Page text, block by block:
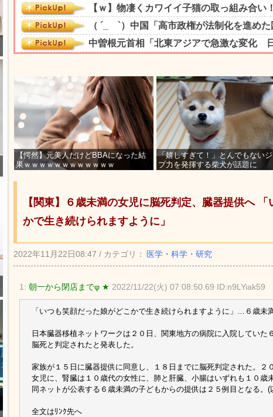
【愕然】元美人だけどBBAになった結
果ｗｗｗｗｗｗｗｗｗｗｗｗ
「嬉しすぎて！」とんでもない
プ力を発揮する柴犬が話題に
【関東】６歳未満の女児に脳死判定、臓器提供へ
かで生き続けられますように」
2022年11月22日08:47 / カテゴリ： 医学・科学・研究
1: 朝一から閉店までφ ★ 2022/11/22(火) 07:08:50.69 ID:n9LYiak59
「いつも笑顔だった娘がどこかで生き続けられますように」…６歳未
日本臓器移植ネットワークは２０日、関東地方の病院に入院していた
脳死と判定されたと発表した。
家族が１５日に臓器提供に同意し、１８日までに脳死判定された。２
女児に、腎臓は１０歳代の女性に、肺と肝臓、小腸はいずれも１０歳
同ネットが公表する６歳未満の子どもからの提供は２５例目となる。(
全文はﾘﾝｸ先へ